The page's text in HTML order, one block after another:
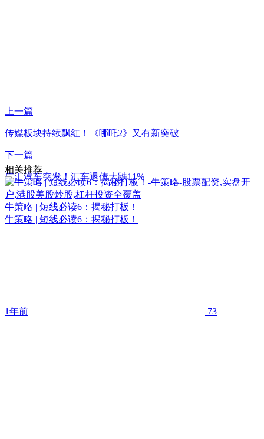
上一篇
传媒板块持续飘红！《哪吒2》又有新突破
下一篇
广汇汽车突发！汇车退债大跌11%
相关推荐
牛策略 | 短线必读6：揭秘打板！
牛策略 | 短线必读6：揭秘打板！
1年前 73